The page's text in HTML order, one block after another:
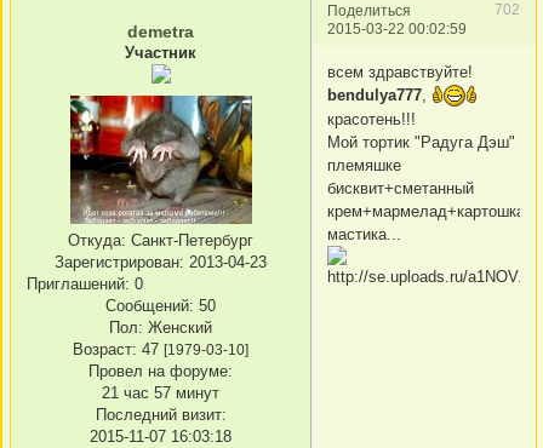
Поделиться
702
2015-03-22 00:02:59
demetra
Участник
Откуда: Санкт-Петербург
Зарегистрирован: 2013-04-23
Приглашений: 0
Сообщений: 50
Пол: Женский
Возраст: 47 [1979-03-10]
Провел на форуме:
21 час 57 минут
Последний визит:
2015-11-07 16:03:18
всем здравствуйте!
bendulya777
красотень!!!
Мой тортик "Радуга Дэш"
племяшке
бисквит+сметанный
мастика...